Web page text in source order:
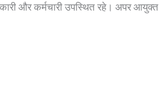
और कर्मचारी उपस्थित रहे। अपर आयुक्त